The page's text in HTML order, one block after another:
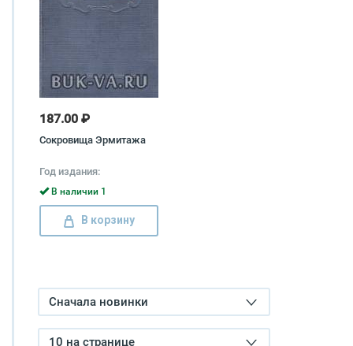
187.00 ₽
Сокровища Эрмитажа
Год издания:
В наличии 1
В корзину
Сначала новинки
10 на странице